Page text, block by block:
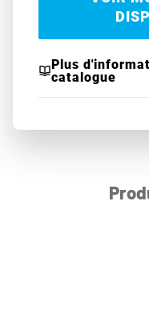
Plus
catalogue